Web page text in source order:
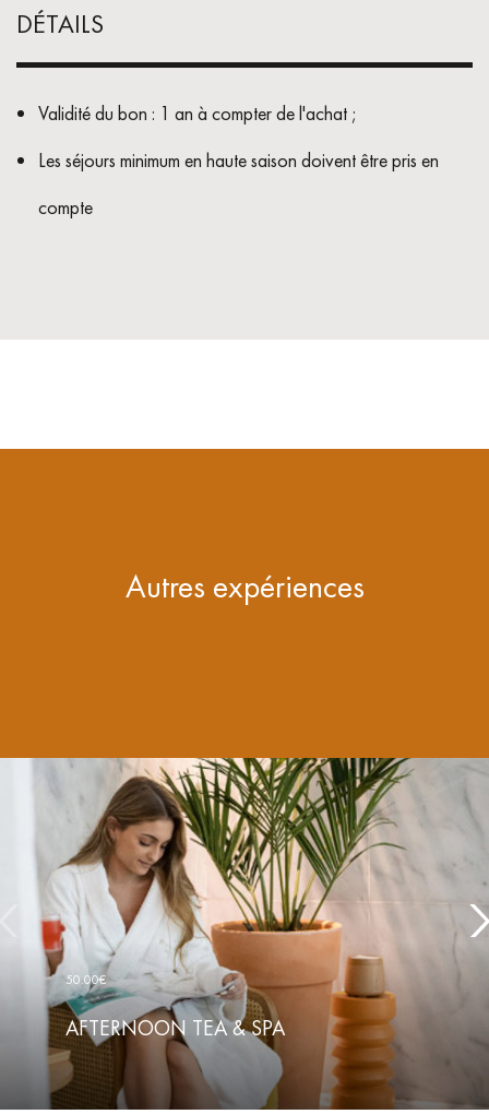
DÉTAILS
Validité du bon : 1 an à compter de l'achat ;
Les séjours minimum en haute saison doivent être pris en
compte
Autres expériences
50.00€
AFTERNOON TEA & SPA